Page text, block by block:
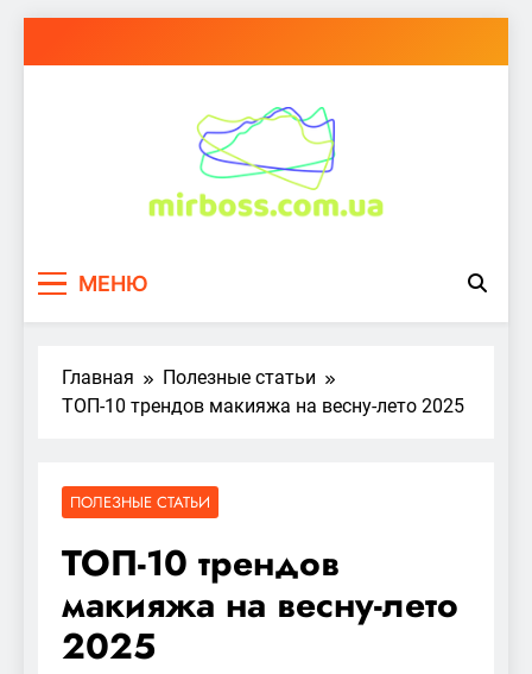
МЕНЮ
Главная
Полезные статьи
ТОП-10 трендов макияжа на весну-лето 2025
ПОЛЕЗНЫЕ СТАТЬИ
ТОП-10 трендов
макияжа на весну-лето
2025